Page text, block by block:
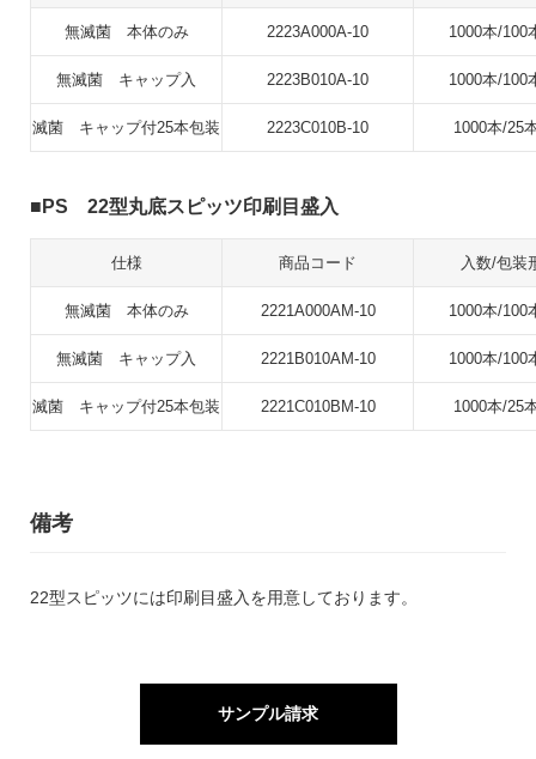
無滅菌 本体のみ 2223A000A-10 1000本/100
無滅菌 キャップ入 2223B010A-10 1000本/100
滅菌 キャップ付25本包装 2223C010B-10 1000本/25
PS 22型丸底スピッツ印刷目盛入
仕様 商品コード 入数/包装
無滅菌 本体のみ 2221A000AM-10 1000本/100
無滅菌 キャップ入 2221B010AM-10 1000本/100
滅菌 キャップ付25本包装 2221C010BM-10 1000本/25
備考
22型スピッツには印刷目盛入を用意しております。
サンプル請求